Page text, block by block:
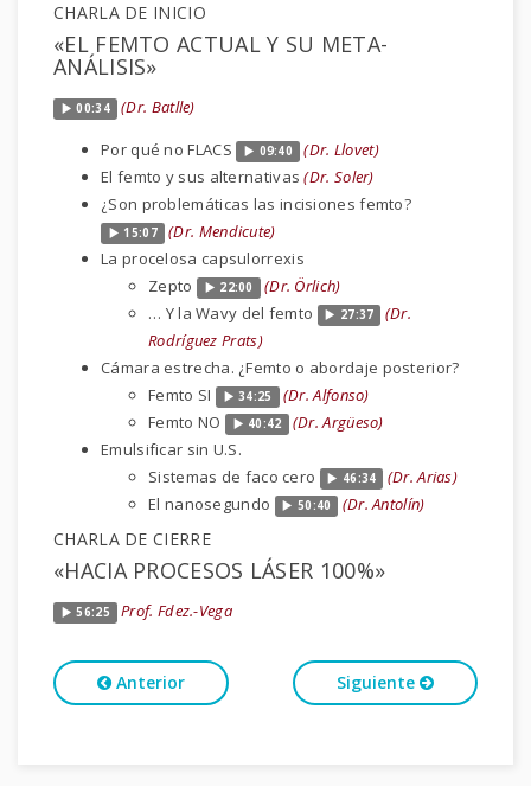
CHARLA DE INICIO
«EL FEMTO ACTUAL Y SU META-
ANÁLISIS»
00:34
(Dr. Batlle)
Por qué no FLACS
09:40
(Dr. Llovet)
El femto y sus alternativas(Dr. Soler)
¿Son problemáticas las incisiones femto?
15:07
(Dr. Mendicute)
La procelosa capsulorrexis
Zepto
22:00
(Dr. Örlich)
… Y la Wavy del femto
27:37
(Dr.
Rodríguez Prats)
Cámara estrecha. ¿Femto o abordaje posterior?
Femto SI
34:25
(Dr. Alfonso)
Femto NO
40:42
(Dr. Argüeso)
Emulsificar sin U.S.
Sistemas de faco cero
46:34
(Dr. Arias)
El nanosegundo
50:40 (Dr. Antolín)
CHARLA DE CIERRE
«HACIA PROCESOS LÁSER 100%»
56:25 Prof. Fdez.-Vega
Anterior Siguiente